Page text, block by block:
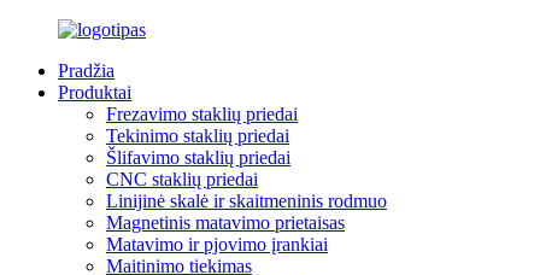
Pradžia
Produktai
Frezavimo staklių priedai
Tekinimo staklių priedai
Šlifavimo staklių priedai
CNC staklių priedai
Linijinė skalė ir skaitmeninis rodmuo
Magnetinis matavimo prietaisas
Matavimo ir pjovimo įrankiai
Maitinimo tiekimas